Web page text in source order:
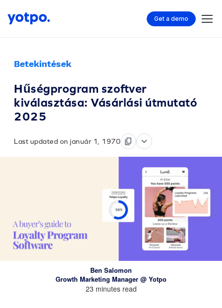
Get a demo
Betekintések
Hűségprogram szoftver
kiválasztása: Vásárlási útmutató
2025
Last updated on január 1, 1970
Ben Salomon
Growth Marketing Manager @ Yotpo
23 minutes read